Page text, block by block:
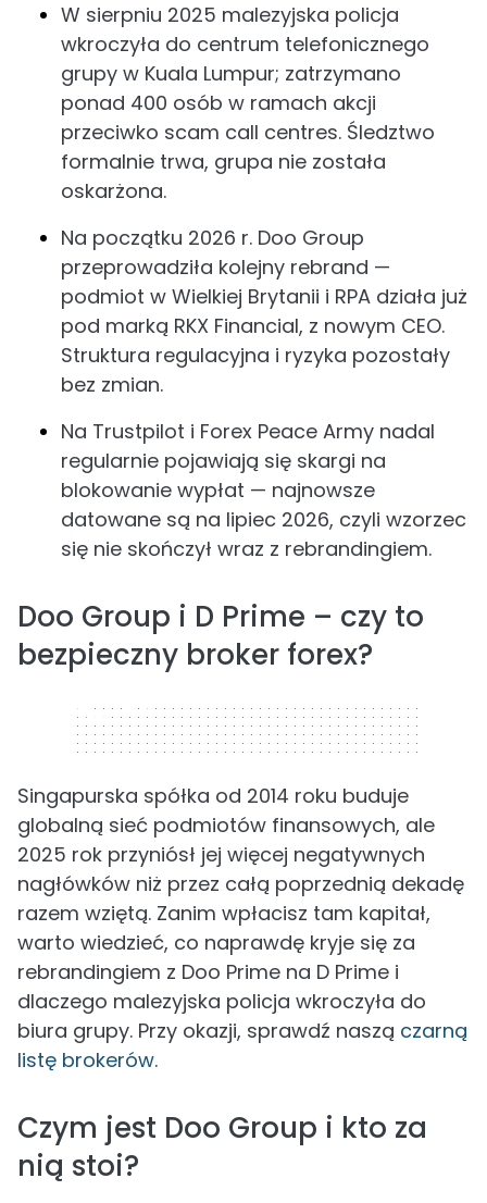
W sierpniu 2025 malezyjska policja
wkroczyła do centrum telefonicznego
grupy w Kuala Lumpur; zatrzymano
ponad 400 osób w ramach akcji
przeciwko scam call centres. Śledztwo
formalnie trwa, grupa nie została
oskarżona.
Na początku 2026 r. Doo Group
przeprowadziła kolejny rebrand —
podmiot w Wielkiej Brytanii i RPA działa już
pod marką RKX Financial, z nowym CEO.
Struktura regulacyjna i ryzyka pozostały
bez zmian.
Na Trustpilot i Forex Peace Army nadal
regularnie pojawiają się skargi na
blokowanie wypłat — najnowsze
datowane są na lipiec 2026, czyli wzorzec
się nie skończył wraz z rebrandingiem.
Doo Group i D Prime – czy to
bezpieczny broker forex?
320 x 50
Singapurska spółka od 2014 roku buduje
globalną sieć podmiotów finansowych, ale
2025 rok przyniósł jej więcej negatywnych
nagłówków niż przez całą poprzednią dekadę
razem wziętą. Zanim wpłacisz tam kapitał,
warto wiedzieć, co naprawdę kryje się za
rebrandingiem z Doo Prime na D Prime i
dlaczego malezyjska policja wkroczyła do
biura grupy. Przy okazji, sprawdź naszą czarną
listę brokerów.
Czym jest Doo Group i kto za
nią stoi?